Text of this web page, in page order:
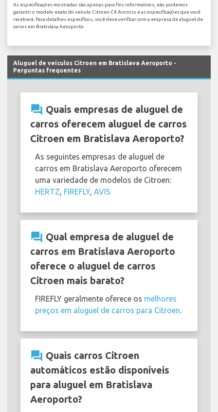
As especificações mostradas são apenas para fins informativos, não podemos
garantir o modelo exato do veículo Citroen C4 Aircross e as especificações que você
receberá. Para detalhes específicos, você deve verificar com a empresa de aluguel de
carros em Bratislava Aeroporto.
Aluguel de veículos Citroen em Bratislava Aeroporto -
Perguntas frequentes
question_answer Quais empresas de aluguel de
carros oferecem aluguel de carros
Citroen em Bratislava Aeroporto?
As seguintes empresas de aluguel de
carros em Bratislava Aeroporto oferecem
uma variedade de modelos de Citroen:
HERTZ FIREFLY, AVIS
question_answer Qual empresa de aluguel de
carros em Bratislava Aeroporto
oferece o aluguel de carros
Citroen mais barato?
FIREFLY geralmente oferece os melhores
preços em aluguel de carros para Citroen
question_answer Quais carros Citroen
automáticos estão disponíveis
para aluguel em Bratislava
Aeroporto?